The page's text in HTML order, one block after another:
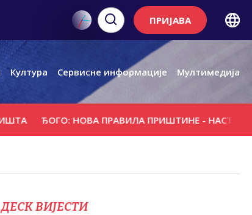
ПРИЈАВА
Култура Сервисне информације Мултимедија
ЂОГО: НОВА ПРАВИЛА ПРИШТИНЕ - НАСТАВАК
ДЕСК ВИЈЕСТИ